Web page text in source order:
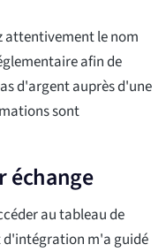
attentivement le nom
afin de
d'argent auprès d'une
sont
échange
au tableau de
d'intégration m'a guidé